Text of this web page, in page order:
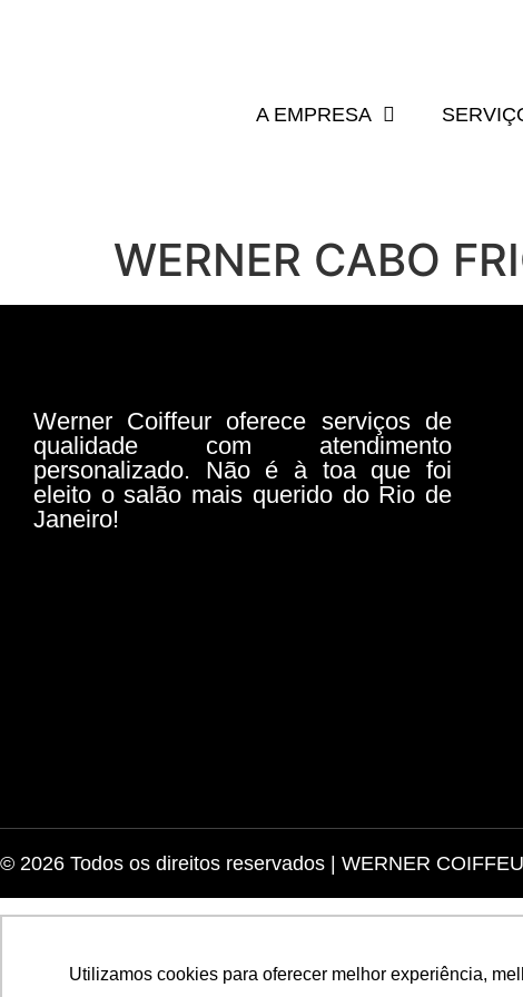
Utilizamos cookies para oferecer melhor experiência,
A EMPRESA
WERNER CABO
Werner Coiffeur oferece serviços de
qualidade com atendimento
personalizado. Não é à toa que foi
eleito o salão mais querido do Rio de
Janeiro!
© 2026 Todos os direitos reservados | WERNER